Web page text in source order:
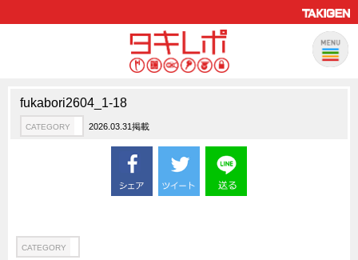
CATEGORY
新製品ロケットニュース
ハイセキュリティ錠前TAKシリーズ
fukabori2604_1-18
CATEGORY 2026.03.31掲載
CATEGORY